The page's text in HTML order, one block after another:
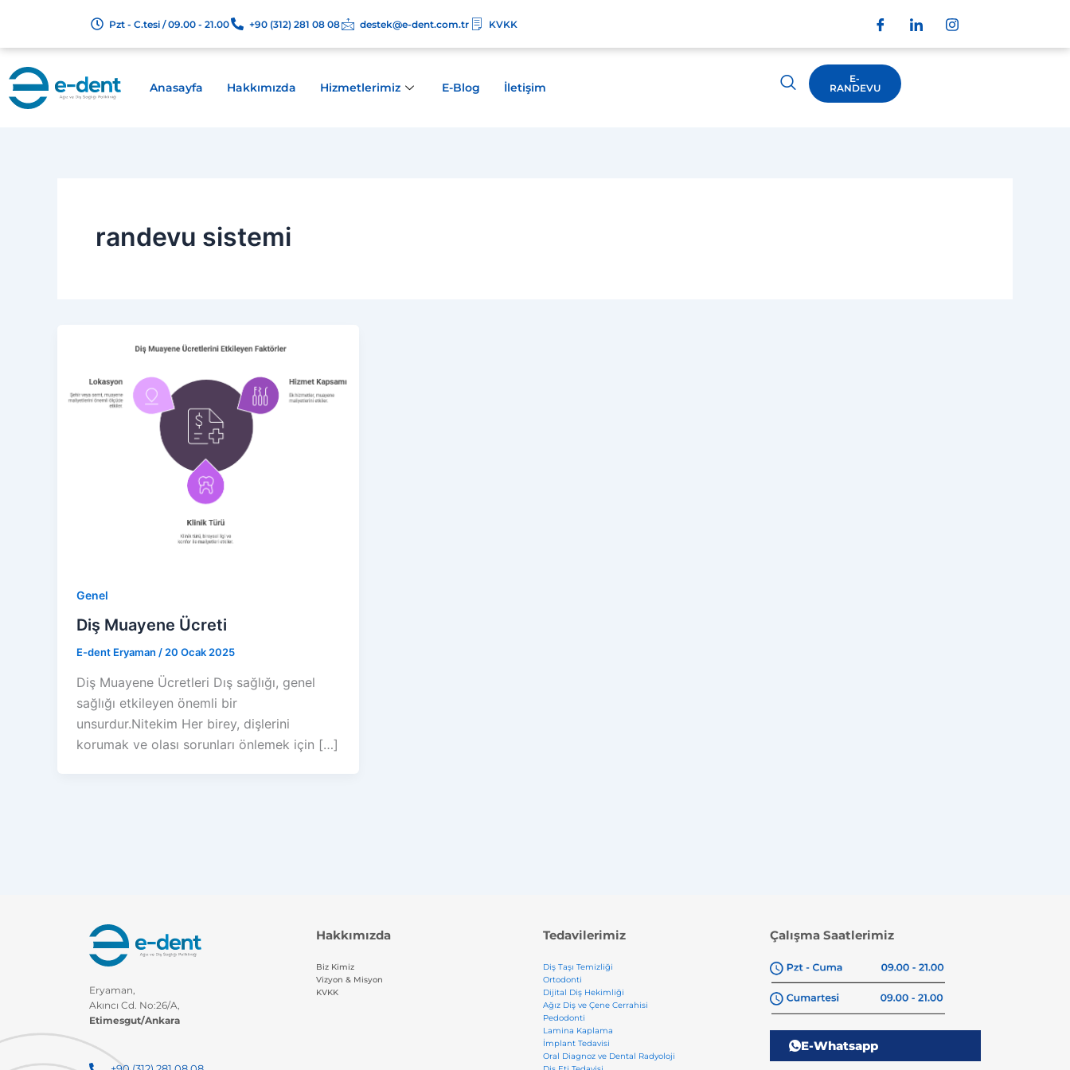
Pzt - C.tesi / 09.00 - 21.00 +90 (312) 281 08 08 destek@e-dent.com.tr KVKK
Anasayfa Hakkımızda Hizmetlerimiz E-Blog İletişim
E-
RANDEVU
randevu sistemi
Genel
Diş Muayene Ücreti
E-dent Eryaman /20 Ocak 2025
Diş Muayene Ücretleri Dış sağlığı, genel
sağlığı etkileyen önemli bir
unsurdur.Nitekim Her birey, dişlerini
korumak ve olası sorunları önlemek için […]
Eryaman,
Akıncı Cd. No:26/A,
Etimesgut/Ankara
Hakkımızda
Biz Kimiz
Vizyon & Misyon
KVKK
Tedavilerimiz
Diş Taşı Temizliği
Ortodonti
Dijital Diş Hekimliği
Ağız Diş ve Çene Cerrahisi
Pedodonti
Lamina Kaplama
İmplant Tedavisi
Oral Diagnoz ve Dental Radyoloji
Çalışma Saatlerimiz
E-Whatsapp